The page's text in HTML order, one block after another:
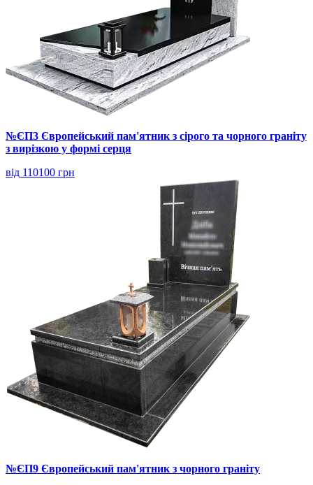
№ЄП3 Європейський пам'ятник з сірого та чорного граніту
з вирізкою у формі серця
від 110100 грн
№ЄП9 Європейський пам'ятник з чорного граніту